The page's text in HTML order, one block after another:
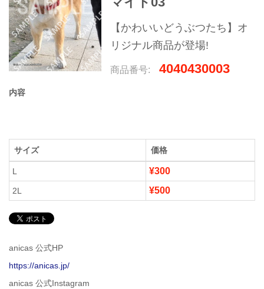
【かわいいどうぶつたち】オ
リジナル商品が登場!
商品番号: 4040430003
内容
サイズ 価格
L ¥300
2L ¥500
anicas 公式HP
https://anicas.jp/
anicas 公式Instagram